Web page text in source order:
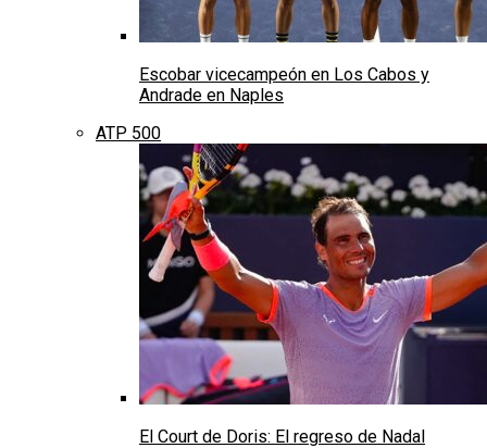
Escobar vicecampeón en Los Cabos y
Andrade en Naples
ATP 500
El Court de Doris: El regreso de Nadal